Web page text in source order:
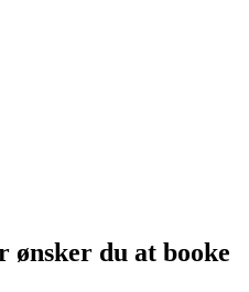
ønsker du at booke